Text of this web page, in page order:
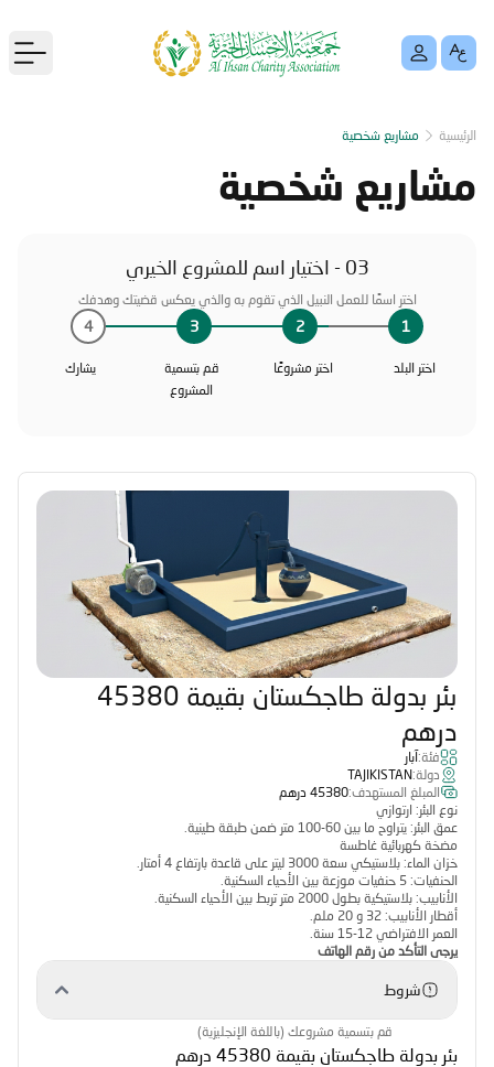
الرئيسية مشاريع شخصية
مشاريع شخصية
03 - اختيار اسم للمشروع الخيري
اختر اسمًا للعمل النبيل الذي تقوم به والذي يعكس قضيتك وهدفك
1
2
3
4
اختر البلد اختر مشروعًا
قم بتسمية
المشروع
يشارك
بئر بدولة طاجكستان بقيمة 45380
درهم
فئة:آبار
دولة:TAJIKISTAN
المبلغ المستهدف:45380 درهم
نوع البئر: ارتوازي
عمق البئر: يتراوح ما بين 60-100 متر ضمن طبقة طينية.
مضخة كهربائية غاطسة
خزان الماء: بلاستيكي سعة 3000 ليتر على قاعدة بارتفاع 4 أمتار.
الحنفيات: 5 حنفيات موزعة بين الأحياء السكنية.
الأنابيب: بلاستيكية بطول 2000 متر تربط بين الأحياء السكنية.
أقطار الأنابيب: 32 و 20 ملم.
العمر الافتراضي 12-15 سنة.
يرجى التأكد من رقم الهاتف
شروط
قم بتسمية مشروعك (باللغة الإنجليزية)